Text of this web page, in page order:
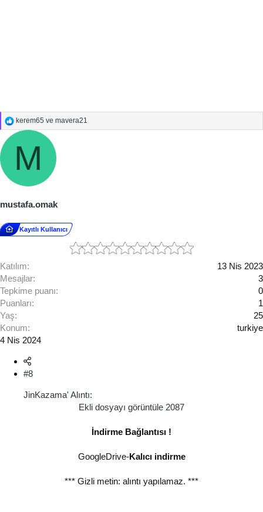
T
e
k
r
kerem65 ve mavera21
M
mustafa.omak
Kayıtlı Kullanıcı
Katılım
13 Nis 2023
Mesajlar
3
Tepkime puanı
0
Puanları
1
Yaş
25
Konum
turkiye
4 Nis 2024
#8
JinKazama' Alıntı:
Ekli dosyayı görüntüle 2087
İndirme Bağlantısı !
GoogleDrive-Kalıcı indirme
*** Gizli metin: alıntı yapılamaz. ***